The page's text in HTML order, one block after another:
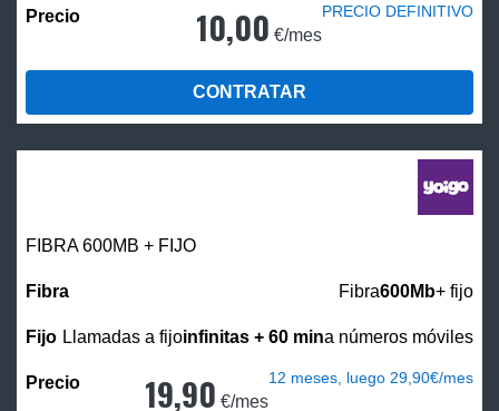
10,00 €/mes
PRECIO DEFINITIVO
CONTRATAR
FIBRA 600MB + FIJO
Fibra600Mb+ fijo
Llamadas a fijoinfinitas + 60 mina números móviles
19,90 €/mes
12 meses, luego 29,90€/mes